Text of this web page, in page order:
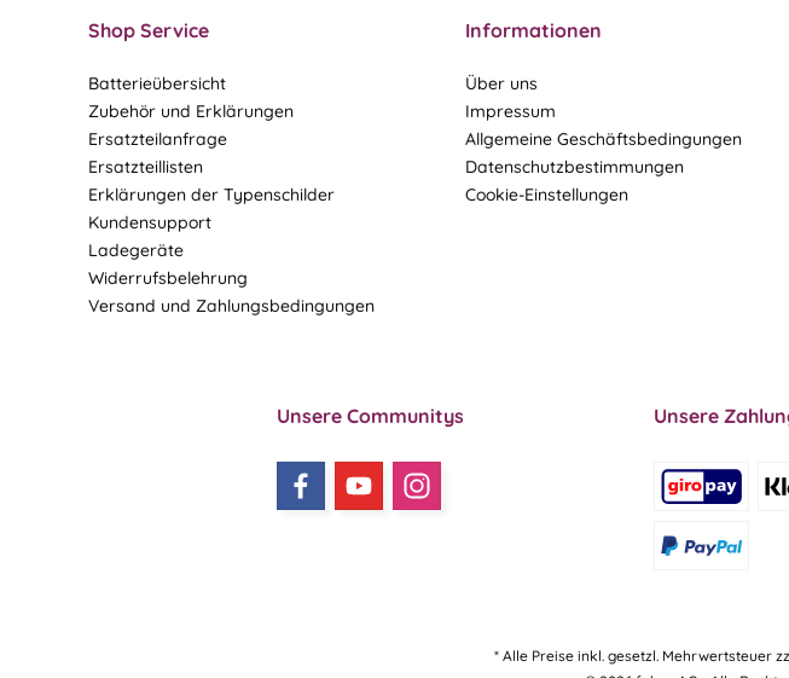
Shop Service
Batterieübersicht
Zubehör und Erklärungen
Ersatzteilanfrage
Ersatzteillisten
Erklärungen der Typenschilder
Kundensupport
Ladegeräte
Widerrufsbelehrung
Versand und Zahlungsbedingungen
Informationen
Über uns
Impressum
Allgemeine Geschäftsbedingungen
Datenschutzbestimmungen
Cookie-Einstellungen
Unsere Communitys Unsere
* Alle Preise inkl. gesetzl. Mehrwertsteuer